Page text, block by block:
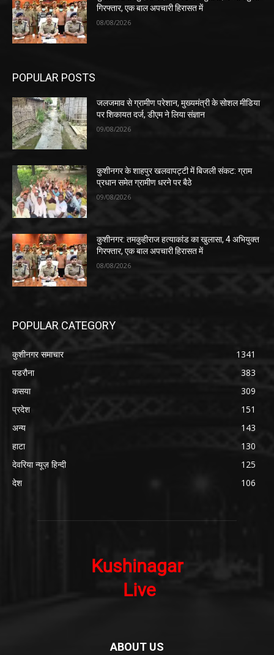
गिरफ्तार, एक बाल अपचारी हिरासत में
08/08/2026
POPULAR POSTS
जलजमाव से ग्रामीण परेशान, मुख्यमंत्री के सोशल मीडिया
पर शिकायत दर्ज, डीएम ने लिया संज्ञान
09/08/2026
कुशीनगर के शाहपुर खलवापट्टी में बिजली संकट: ग्राम
प्रधान समेत ग्रामीण धरने पर बैठे
09/08/2026
कुशीनगर: तमकुहीराज हत्याकांड का खुलासा, 4 अभियुक्त
गिरफ्तार, एक बाल अपचारी हिरासत में
08/08/2026
POPULAR CATEGORY
कुशीनगर समाचार
1341
पडरौना
383
कसया
309
प्रदेश
151
अन्य
143
हाटा
130
देवरिया न्यूज़ हिन्दी
125
देश
106
ABOUT US